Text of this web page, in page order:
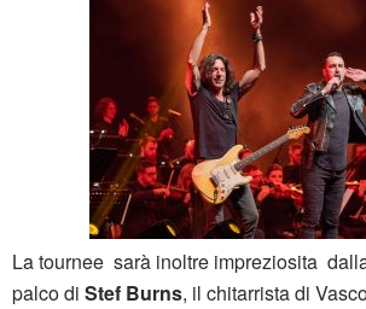
La tournee sarà inoltre impreziosita
palco di Stef Burns, il chitarrista di